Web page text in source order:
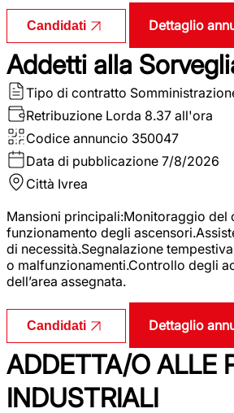
Candidati Dettaglio
Addetti alla
Tipo di contratto
Retribuzione Lorda 8.37 all'ora
Codice annuncio 350047
Data di pubblicazione 7/8/2026
Città Ivrea
Mansioni principali:Monitoraggio del
funzionamento degli
di necessità.Segnalazione
o malfunzionamenti.Controllo degli
dell’area assegnata.
Candidati Dettaglio
ADDETTA/O ALLE
INDUSTRIALI